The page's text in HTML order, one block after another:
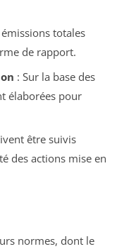
totales
de rapport.
: Sur la base des
élaborées pour
être suivis
des actions mise en
normes, dont le